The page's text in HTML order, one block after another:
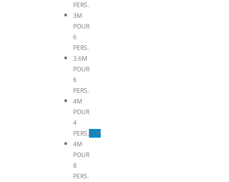
PERS.
3M
POUR
6
PERS.
3.6M
POUR
6
PERS.
4M
POUR
4
PERS.TOP
4M
POUR
8
PERS.